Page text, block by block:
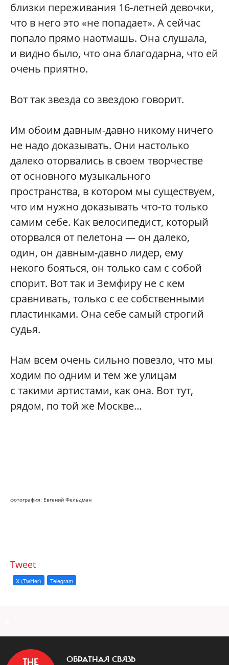
близки переживания 16-летней девочки,
что в него это «не попадает». А сейчас
попало прямо наотмашь. Она слушала,
и видно было, что она благодарна, что ей
очень приятно.
Вот так звезда со звездою говорит.
Им обоим давным-давно никому ничего
не надо доказывать. Они настолько
далеко оторвались в своем творчестве
от основного музыкального
пространства, в котором мы существуем,
что им нужно доказывать что-то только
самим себе. Как велосипедист, который
оторвался от пелетона — он далеко,
один, он давным-давно лидер, ему
некого бояться, он только сам с собой
спорит. Вот так и Земфиру не с кем
сравнивать, только с ее собственными
пластинками. Она себе самый строгий
судья.
Нам всем очень сильно повезло, что мы
ходим по одним и тем же улицам
с такими артистами, как она. Вот тут,
рядом, по той же Москве…
фотография: Евгений Фельдман
Tweet
X (Twitter) Telegram
ОБРАТНАЯ СВЯЗЬ